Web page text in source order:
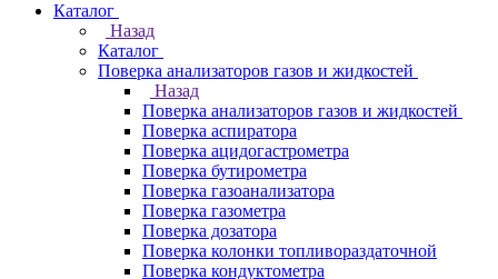
Каталог
Назад
Каталог
Поверка анализаторов газов и жидкостей
Назад
Поверка анализаторов газов и жидкостей
Поверка аспиратора
Поверка ацидогастрометра
Поверка бутирометра
Поверка газоанализатора
Поверка газометра
Поверка дозатора
Поверка колонки топливораздаточной
Поверка кондуктометра